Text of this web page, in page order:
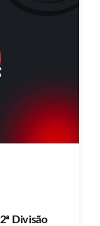
Divisão